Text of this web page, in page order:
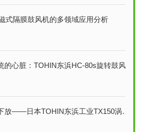
式隔膜鼓风机的多领域应用分析
脏：TOHIN东浜HC-80s旋转鼓风机技术详解
本TOHIN东浜工业TX150涡轮鼓风机技术深度解析